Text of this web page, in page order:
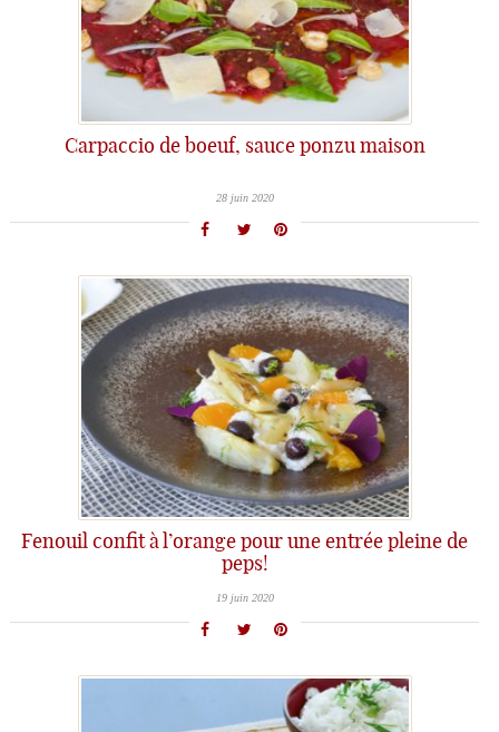
Carpaccio de boeuf, sauce ponzu maison
28 juin 2020
Fenouil confit à l’orange pour une entrée pleine de
peps!
19 juin 2020